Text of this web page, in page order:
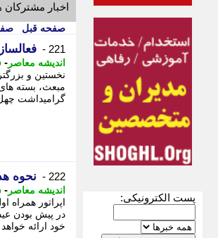
پست الکترونیکی:
اخبار
صفحه قبل
221 -
اندیشه معاصر -
نخستین و
مبعث، بسته
گرامیداشت
222 - نحوه هدیه
اندیشه معاصر -
اپراتور
در پیش بودن
خود ارائه